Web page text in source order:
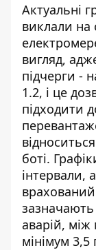
Актуальні
виклали на
вигляд,
підчерги -
1.2, і це
підходити
боті.
інтервали,
врахований
аварій,
мінімум 3,5